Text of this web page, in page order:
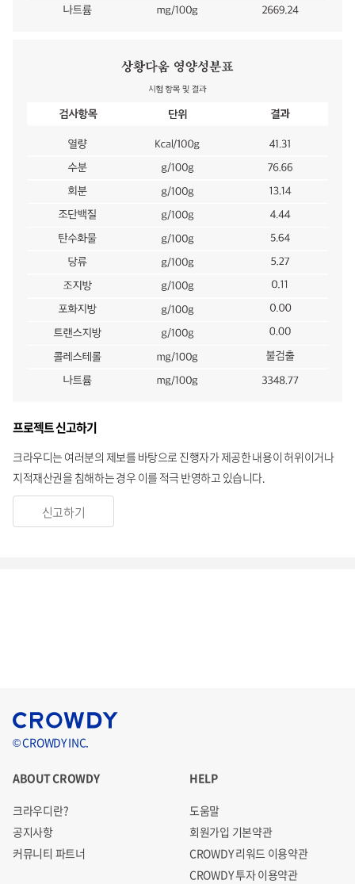
프로젝트 신고하기
크라우디는 여러분의 제보를 바탕으로 진행자가 제공한 내용이 허위이거나
지적재산권을 침해하는 경우 이를 적극 반영하고 있습니다.
신고하기
© CROWDY INC.
ABOUT CROWDY
크라우디란?
공지사항
커뮤니티 파트너
HELP
도움말
회원가입 기본약관
CROWDY 리워드 이용약관
CROWDY 투자 이용약관